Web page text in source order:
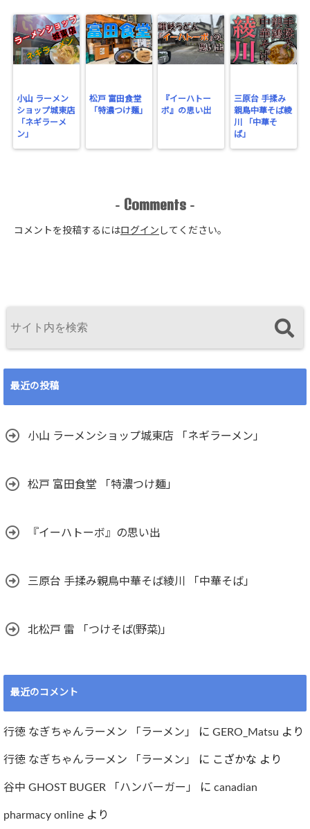
count-
cache.php
on line2897
小山 ラーメン
ショップ城東店
「ネギラーメ
ン」
松戸 富田食堂
「特濃つけ麺」
『イーハトー
ボ』の思い出
三原台 手揉み
親鳥中華そば綾
川 「中華そ
ば」
- Comments -
コメントを投稿するには ログイン してください。
最近の投稿
小山 ラーメンショップ城東店 「ネギラーメン」
松戸 富田食堂 「特濃つけ麺」
『イーハトーボ』の思い出
三原台 手揉み親鳥中華そば綾川 「中華そば」
北松戸 雷 「つけそば(野菜)」
最近のコメント
行徳 なぎちゃんラーメン 「ラーメン」 に GERO_Matsu より
行徳 なぎちゃんラーメン 「ラーメン」 に こざかな より
谷中 GHOST BUGER 「ハンバーガー」 に canadian
pharmacy online より